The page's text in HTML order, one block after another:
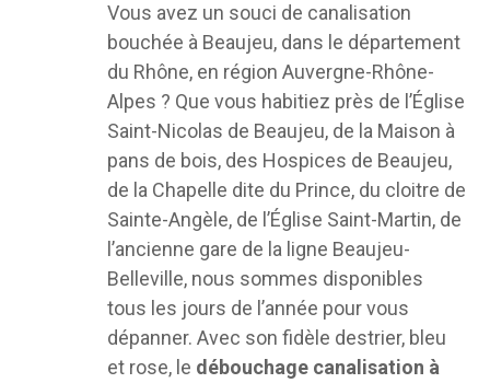
Vous avez un souci de canalisation
bouchée à Beaujeu, dans le département
du Rhône, en région Auvergne-Rhône-
Alpes ? Que vous habitiez près de l’Église
Saint-Nicolas de Beaujeu, de la Maison à
pans de bois, des Hospices de Beaujeu,
de la Chapelle dite du Prince, du cloitre de
Sainte-Angèle, de l’Église Saint-Martin, de
l’ancienne gare de la ligne Beaujeu-
Belleville, nous sommes disponibles
tous les jours de l’année pour vous
dépanner. Avec son fidèle destrier, bleu
et rose, le débouchage canalisation à